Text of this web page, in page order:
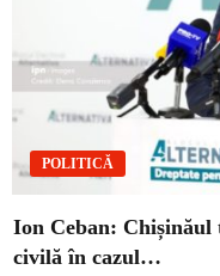
POLITICĂ
Ion Ceban: Chișinăul
civilă în cazul…